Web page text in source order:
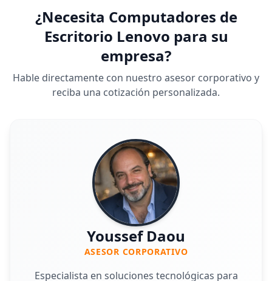
¿Necesita Computadores de
Escritorio Lenovo para su
empresa?
Hable directamente con nuestro asesor corporativo y
reciba una cotización personalizada.
Youssef Daou
ASESOR CORPORATIVO
Especialista en soluciones tecnológicas para